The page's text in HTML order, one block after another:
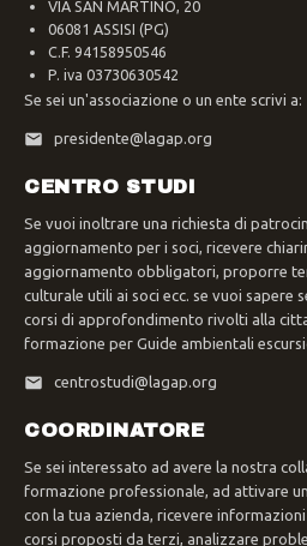
VIA SAN MARTINO, 20
06081 ASSISI (PG)
C.F. 94158950546
P. iva 03730630542
Se sei un'associazione o un ente scrivi a:
presidente@lagap.org
CENTRO STUDI
Se vuoi inoltrare una richiesta di
aggiornamento per i soci, ricevere
aggiornamento obbligatori, proporre
culturale utili ai soci ecc. se vuoi sapere
corsi di approfondimento rivolti alla
formazione per Guide ambientali
centrostudi@lagap.org
COORDINATORE
Se sei interessato ad avere la nostra
formazione professionale, ad attivare
con la tua azienda, ricevere
corsi proposti da terzi, analizzare